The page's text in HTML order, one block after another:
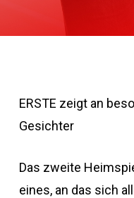
ERSTE zeigt an
Gesichter
Das zweite
eines, an das sich